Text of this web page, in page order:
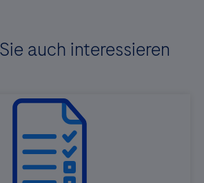
auch interessieren